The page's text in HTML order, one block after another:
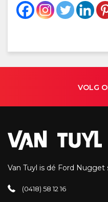
VOLG
Van Tuyl is dé Ford Nugget
(0418) 58 12 16